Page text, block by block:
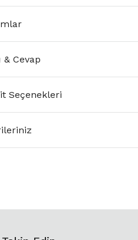
& Cevap
Seçenekleri